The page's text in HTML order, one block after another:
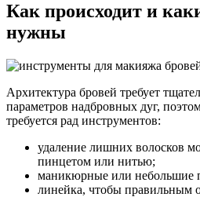
Как происходит и
нужны
Архитектура бровей требует
параметров надбровных дуг,
требуется рад инструментов:
удаление лишних волосков
пинцетом или нитью;
маникюрные или небольшие
линейка, чтобы правильным